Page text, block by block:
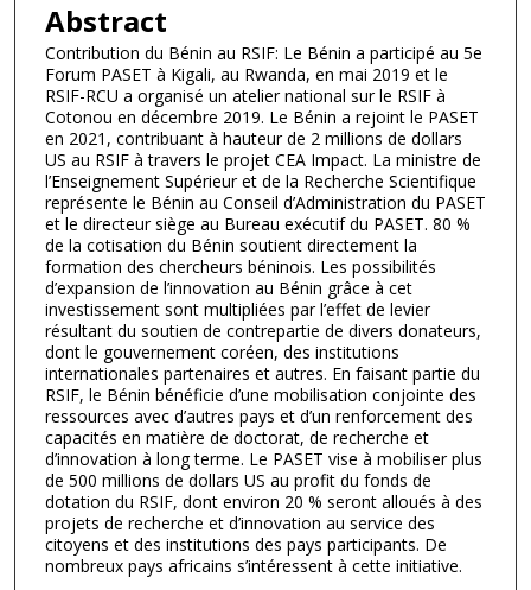
Abstract
Contribution du Bénin au RSIF: Le Bénin a participé au 5e
Forum PASET à Kigali, au Rwanda, en mai 2019 et le
RSIF-RCU a organisé un atelier national sur le RSIF à
Cotonou en décembre 2019. Le Bénin a rejoint le PASET
en 2021, contribuant à hauteur de 2 millions de dollars
US au RSIF à travers le projet CEA Impact. La ministre de
l’Enseignement Supérieur et de la Recherche Scientifique
représente le Bénin au Conseil d’Administration du PASET
et le directeur siège au Bureau exécutif du PASET. 80 %
de la cotisation du Bénin soutient directement la
formation des chercheurs béninois. Les possibilités
d’expansion de l’innovation au Bénin grâce à cet
investissement sont multipliées par l’effet de levier
résultant du soutien de contrepartie de divers donateurs,
dont le gouvernement coréen, des institutions
internationales partenaires et autres. En faisant partie du
RSIF, le Bénin bénéficie d’une mobilisation conjointe des
ressources avec d’autres pays et d’un renforcement des
capacités en matière de doctorat, de recherche et
d’innovation à long terme. Le PASET vise à mobiliser plus
de 500 millions de dollars US au profit du fonds de
dotation du RSIF, dont environ 20 % seront alloués à des
projets de recherche et d’innovation au service des
citoyens et des institutions des pays participants. De
nombreux pays africains s’intéressent à cette initiative.